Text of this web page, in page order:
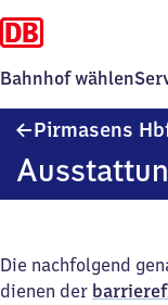
Bahnhof wählen
Pirmasens
Die nachfolgend
dienen der